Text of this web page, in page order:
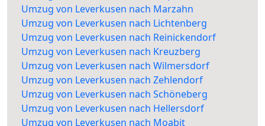
Umzug von Leverkusen nach Marzahn
Umzug von Leverkusen nach Lichtenberg
Umzug von Leverkusen nach Reinickendorf
Umzug von Leverkusen nach Kreuzberg
Umzug von Leverkusen nach Wilmersdorf
Umzug von Leverkusen nach Zehlendorf
Umzug von Leverkusen nach Schöneberg
Umzug von Leverkusen nach Hellersdorf
Umzug von Leverkusen nach Moabit